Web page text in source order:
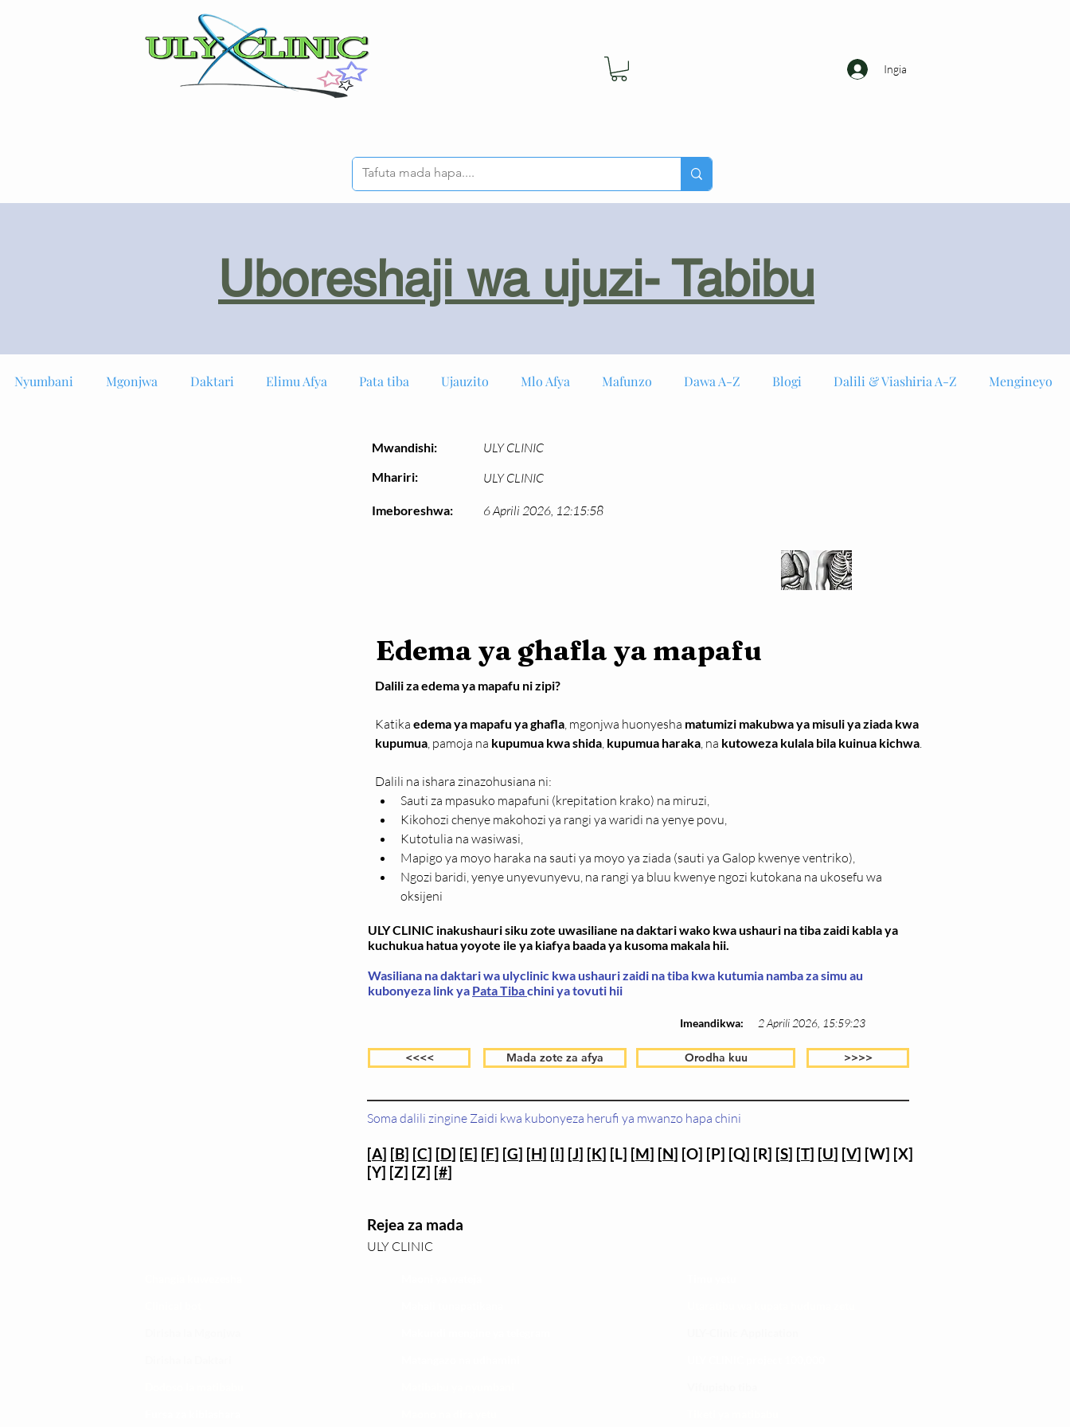
Ingia
Uboreshaji wa ujuzi- Tabibu
Nyumbani Mgonjwa Daktari Elimu Afya Pata tiba Ujauzito Mlo Afya Mafunzo Dawa A-Z Blogi Dalili & Viashiria A-Z Mengineyo
Mwandishi:
Mhariri:
Imeboreshwa:
ULY CLINIC
ULY CLINIC
6 Aprili 2026, 12:15:58
Edema ya ghafla ya mapafu
Dalili za edema ya mapafu ni zipi?
Katika edema ya mapafu ya ghafla, mgonjwa huonyesha matumizi makubwa ya misuli ya ziada kwa
kupumua, pamoja na kupumua kwa shida, kupumua haraka, na kutoweza kulala bila kuinua kichwa.
Dalili na ishara zinazohusiana ni:
Sauti za mpasuko mapafuni (krepitation krako) na miruzi,
Kikohozi chenye makohozi ya rangi ya waridi na yenye povu,
Kutotulia na wasiwasi,
Mapigo ya moyo haraka na sauti ya moyo ya ziada (sauti ya Galop kwenye ventriko),
Ngozi baridi, yenye unyevunyevu, na rangi ya bluu kwenye ngozi kutokana na ukosefu wa
oksijeni
ULY CLINIC inakushauri siku zote uwasiliane na daktari wako kwa ushauri na tiba zaidi kabla ya
kuchukua hatua yoyote ile ya kiafya baada ya kusoma makala hii.
Wasiliana na daktari wa ulyclinic kwa ushauri zaidi na tiba kwa kutumia namba za simu au
kubonyeza link ya Pata Tibachini ya tovuti hii
Imeandikwa: 2 Aprili 2026, 15:59:23
<<<< Mada zote za afya Orodha kuu >>>>
Soma dalili zingine Zaidi kwa kubonyeza herufi ya mwanzo hapa chini
[A] [B] [C] [D] [E] [F] [G] [H] [I] [J] [K] [L] [M] [N] [O] [P] [Q] [R] [S] [T] [U] [V] [W] [X]
[Y] [Z] [Z] [#]
Rejea za mada
ULY CLINIC